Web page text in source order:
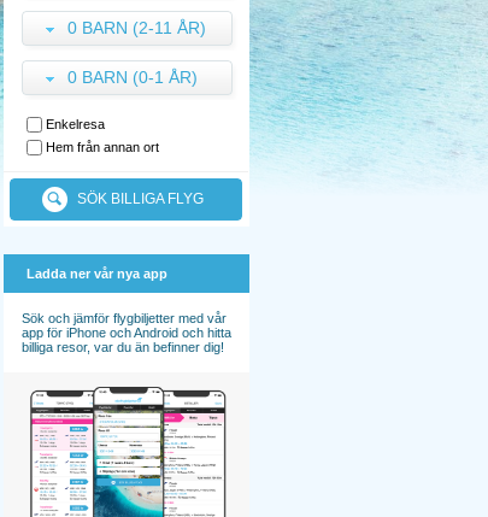
0 BARN (2-11 ÅR)
0 BARN (0-1 ÅR)
Enkelresa
Hem från annan ort
SÖK BILLIGA FLYG
Ladda ner vår nya app
Sök och jämför flygbiljetter med vår
app för iPhone och Android och hitta
billiga resor, var du än befinner dig!